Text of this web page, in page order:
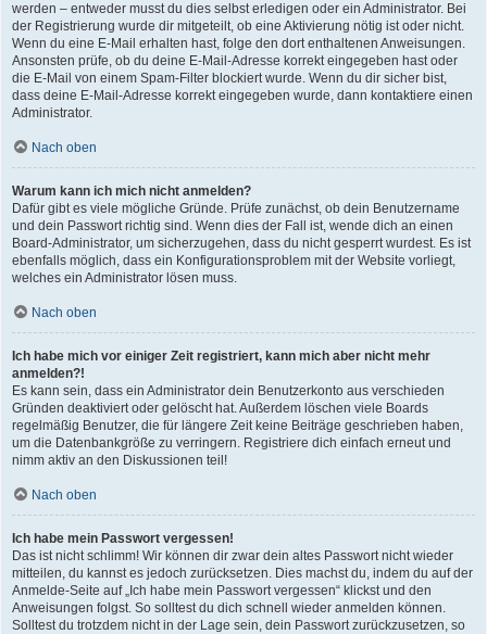
werden – entweder musst du dies selbst erledigen oder ein Administrator. Bei
der Registrierung wurde dir mitgeteilt, ob eine Aktivierung nötig ist oder nicht.
Wenn du eine E-Mail erhalten hast, folge den dort enthaltenen Anweisungen.
Ansonsten prüfe, ob du deine E-Mail-Adresse korrekt eingegeben hast oder
die E-Mail von einem Spam-Filter blockiert wurde. Wenn du dir sicher bist,
dass deine E-Mail-Adresse korrekt eingegeben wurde, dann kontaktiere einen
Administrator.
Nach oben
Warum kann ich mich nicht anmelden?
Dafür gibt es viele mögliche Gründe. Prüfe zunächst, ob dein Benutzername
und dein Passwort richtig sind. Wenn dies der Fall ist, wende dich an einen
Board-Administrator, um sicherzugehen, dass du nicht gesperrt wurdest. Es ist
ebenfalls möglich, dass ein Konfigurationsproblem mit der Website vorliegt,
welches ein Administrator lösen muss.
Nach oben
Ich habe mich vor einiger Zeit registriert, kann mich aber nicht mehr
anmelden?!
Es kann sein, dass ein Administrator dein Benutzerkonto aus verschieden
Gründen deaktiviert oder gelöscht hat. Außerdem löschen viele Boards
regelmäßig Benutzer, die für längere Zeit keine Beiträge geschrieben haben,
um die Datenbankgröße zu verringern. Registriere dich einfach erneut und
nimm aktiv an den Diskussionen teil!
Nach oben
Ich habe mein Passwort vergessen!
Das ist nicht schlimm! Wir können dir zwar dein altes Passwort nicht wieder
mitteilen, du kannst es jedoch zurücksetzen. Dies machst du, indem du auf der
Anmelde-Seite auf „Ich habe mein Passwort vergessen“ klickst und den
Anweisungen folgst. So solltest du dich schnell wieder anmelden können.
Solltest du trotzdem nicht in der Lage sein, dein Passwort zurückzusetzen, so